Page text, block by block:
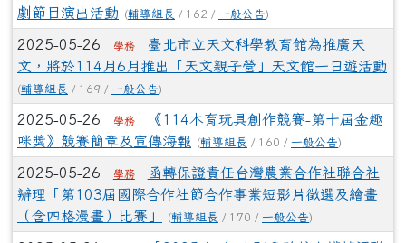
劇節目演出活動
(輔導組長 / 162 / 一般公告)
2025-05-26 學務
臺北市立天文科學教育館為推廣天
文，將於114月6月推出「天文親子營」天文館一日遊活動
(輔導組長 / 169 / 一般公告)
2025-05-26 學務
《114木育玩具創作競賽-第十屆金趣
咪獎》競賽簡章及宣傳海報
(輔導組長 / 160 / 一般公告)
2025-05-26 學務
函轉保證責任台灣農業合作社聯合社
辦理「第103屆國際合作社節合作事業短影片徵選及繪畫
（含四格漫畫）比賽」
(輔導組長 / 170 / 一般公告)